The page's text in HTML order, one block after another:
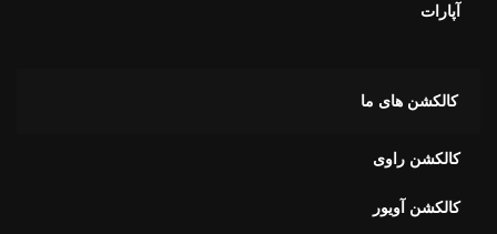
کالکشن آویور
کالکشن آلفا